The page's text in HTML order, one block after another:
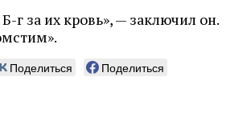
г за их кровь», — заключил он.
Поделиться
Поделиться